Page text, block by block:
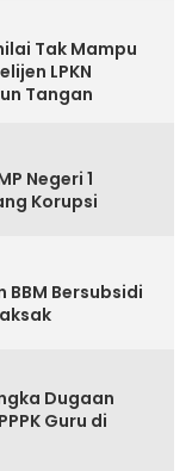
Tak Mampu
LPKN
Tangan
Negeri 1
Korupsi
BBM Bersubsidi
Dugaan
Guru di